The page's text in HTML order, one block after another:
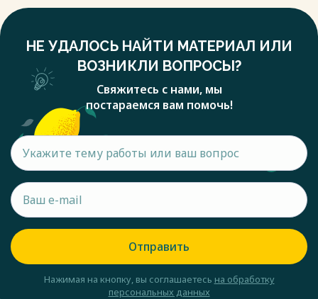
НЕ УДАЛОСЬ НАЙТИ МАТЕРИАЛ ИЛИ
ВОЗНИКЛИ ВОПРОСЫ?
Свяжитесь с нами, мы
постараемся вам помочь!
Отправить
Нажимая на кнопку, вы соглашаетесь на обработку
персональных данных